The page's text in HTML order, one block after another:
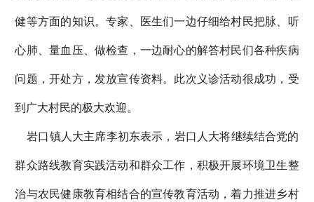
健等方面的知识。专家、医生们一边仔细给村民把脉、听
心肺、量血压、做检查，一边耐心的解答村民们各种疾病
问题，开处方，发放宣传资料。此次义诊活动很成功，受
到广大村民的极大欢迎。
岩口镇人大主席李初东表示，岩口人大将继续结合党的
群众路线教育实践活动和群众工作，积极开展环境卫生整
治与农民健康教育相结合的宣传教育活动，着力推进乡村